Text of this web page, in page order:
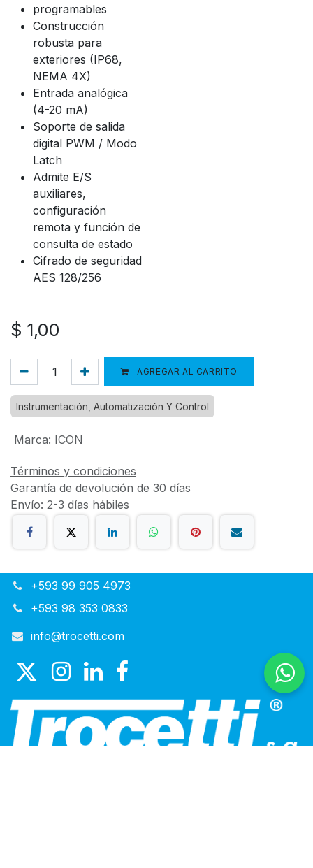
programables
Construcción
robusta para
exteriores (IP68,
NEMA 4X)
Entrada analógica
(4-20 mA)
Soporte de salida
digital PWM / Modo
Latch
Admite E/S
auxiliares,
configuración
remota y función de
consulta de estado
Cifrado de seguridad
AES 128/256
$ 1,00
AGREGAR AL CARRITO
Instrumentación, Automatización Y Control
Marca: ICON
Términos y condiciones
Garantía de devolución de 30 días
Envío: 2-3 días hábiles
+593 99 905 4973
+593 98 353 0833
info@trocetti.com